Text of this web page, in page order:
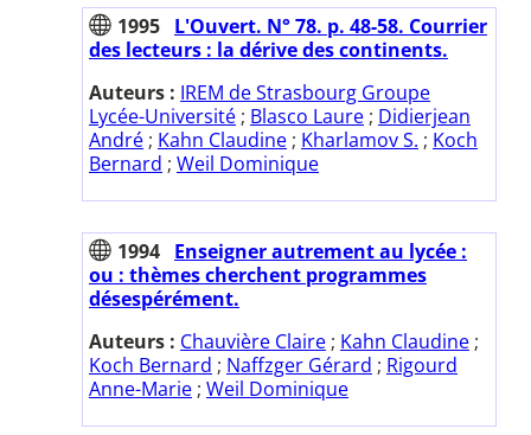
1995 L'Ouvert. N° 78. p. 48-58. Courrier
des lecteurs : la dérive des continents.
Auteurs : IREM de Strasbourg Groupe
Lycée-Université ; Blasco Laure ; Didierjean
André ; Kahn Claudine ; Kharlamov S. ; Koch
Bernard ; Weil Dominique
1994 Enseigner autrement au lycée :
ou : thèmes cherchent programmes
désespérément.
Auteurs : Chauvière Claire ; Kahn Claudine ;
Koch Bernard ; Naffzger Gérard ; Rigourd
Anne-Marie ; Weil Dominique